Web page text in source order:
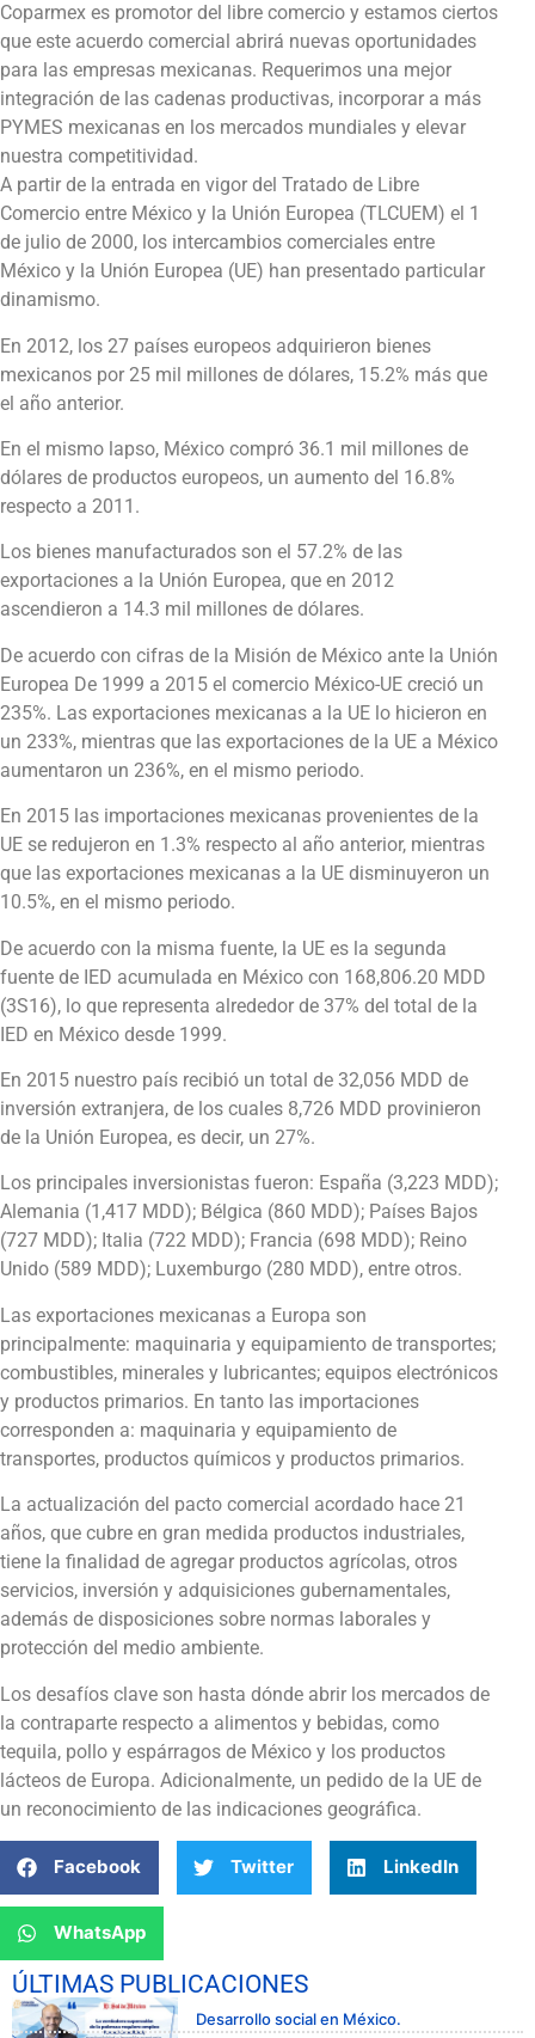
Coparmex es promotor del libre comercio y estamos ciertos
que este acuerdo comercial abrirá nuevas oportunidades
para las empresas mexicanas. Requerimos una mejor
integración de las cadenas productivas, incorporar a más
PYMES mexicanas en los mercados mundiales y elevar
nuestra competitividad.
A partir de la entrada en vigor del Tratado de Libre
Comercio entre México y la Unión Europea (TLCUEM) el 1
de julio de 2000, los intercambios comerciales entre
México y la Unión Europea (UE) han presentado particular
dinamismo.
En 2012, los 27 países europeos adquirieron bienes
mexicanos por 25 mil millones de dólares, 15.2% más que
el año anterior.
En el mismo lapso, México compró 36.1 mil millones de
dólares de productos europeos, un aumento del 16.8%
respecto a 2011.
Los bienes manufacturados son el 57.2% de las
exportaciones a la Unión Europea, que en 2012
ascendieron a 14.3 mil millones de dólares.
De acuerdo con cifras de la Misión de México ante la Unión
Europea De 1999 a 2015 el comercio México-UE creció un
235%. Las exportaciones mexicanas a la UE lo hicieron en
un 233%, mientras que las exportaciones de la UE a México
aumentaron un 236%, en el mismo periodo.
En 2015 las importaciones mexicanas provenientes de la
UE se redujeron en 1.3% respecto al año anterior, mientras
que las exportaciones mexicanas a la UE disminuyeron un
10.5%, en el mismo periodo.
De acuerdo con la misma fuente, la UE es la segunda
fuente de IED acumulada en México con 168,806.20 MDD
(3S16), lo que representa alrededor de 37% del total de la
IED en México desde 1999.
En 2015 nuestro país recibió un total de 32,056 MDD de
inversión extranjera, de los cuales 8,726 MDD provinieron
de la Unión Europea, es decir, un 27%.
Los principales inversionistas fueron: España (3,223 MDD);
Alemania (1,417 MDD); Bélgica (860 MDD); Países Bajos
(727 MDD); Italia (722 MDD); Francia (698 MDD); Reino
Unido (589 MDD); Luxemburgo (280 MDD), entre otros.
Las exportaciones mexicanas a Europa son
principalmente: maquinaria y equipamiento de transportes;
combustibles, minerales y lubricantes; equipos electrónicos
y productos primarios. En tanto las importaciones
corresponden a: maquinaria y equipamiento de
transportes, productos químicos y productos primarios.
La actualización del pacto comercial acordado hace 21
años, que cubre en gran medida productos industriales,
tiene la finalidad de agregar productos agrícolas, otros
servicios, inversión y adquisiciones gubernamentales,
además de disposiciones sobre normas laborales y
protección del medio ambiente.
Los desafíos clave son hasta dónde abrir los mercados de
la contraparte respecto a alimentos y bebidas, como
tequila, pollo y espárragos de México y los productos
lácteos de Europa. Adicionalmente, un pedido de la UE de
un reconocimiento de las indicaciones geográfica.
Facebook Twitter LinkedIn
WhatsApp
ÚLTIMAS PUBLICACIONES
Desarrollo social en México.